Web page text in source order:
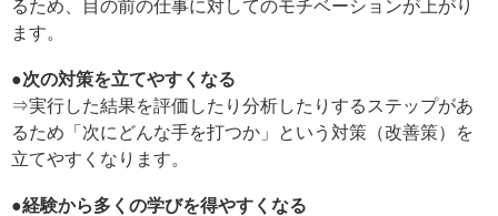
るため、目の前の仕事に対してのモチベーションが上がり
ます。
●次の対策を立てやすくなる
⇒実行した結果を評価したり分析したりするステップがあ
るため「次にどんな手を打つか」という対策（改善策）を
立てやすくなります。
●経験から多くの学びを得やすくなる